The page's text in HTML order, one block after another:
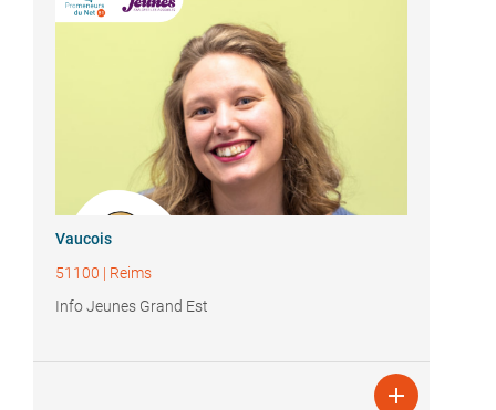
Vaucois
51100 | Reims
Info Jeunes Grand Est
